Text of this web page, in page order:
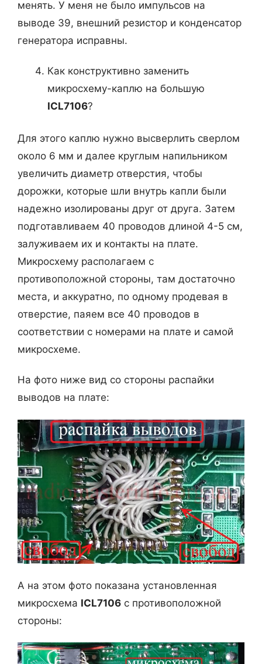
менять. У меня не было импульсов на
выводе 39, внешний резистор и конденсатор
генератора исправны.
Как конструктивно заменить
микросхему-каплю на большую
ICL7106?
Для этого каплю нужно высверлить сверлом
около 6 мм и далее круглым напильником
увеличить диаметр отверстия, чтобы
дорожки, которые шли внутрь капли были
надежно изолированы друг от друга. Затем
подготавливаем 40 проводов длиной 4-5 см,
залуживаем их и контакты на плате.
Микросхему располагаем с
противоположной стороны, там достаточно
места, и аккуратно, по одному продевая в
отверстие, паяем все 40 проводов в
соответствии с номерами на плате и самой
микросхеме.
На фото ниже вид со стороны распайки
выводов на плате:
А на этом фото показана установленная
микросхема ICL7106 с противоположной
стороны: